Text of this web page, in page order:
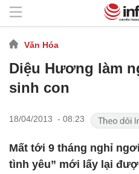
Văn Hóa
Diệu Hương làm
sinh con
18/04/2013 - 08:23
Mất tới 9 tháng nghỉ
tình yêu” mới lấy lại